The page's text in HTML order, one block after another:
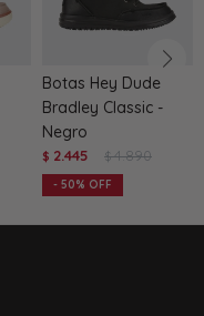
Botas Hey Dude
Bradley Classic -
Negro
$ 2.445 $ 4.890
50